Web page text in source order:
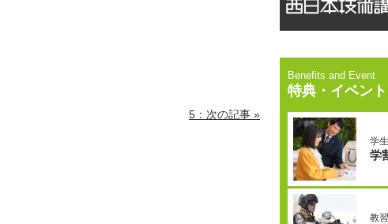
5：次の記事 »
特典・イベント
学
学
教